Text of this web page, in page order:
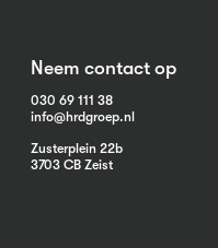
Neem contact op
030 69 111 38
info@hrdgroep.nl
Zusterplein 22b
3703 CB Zeist